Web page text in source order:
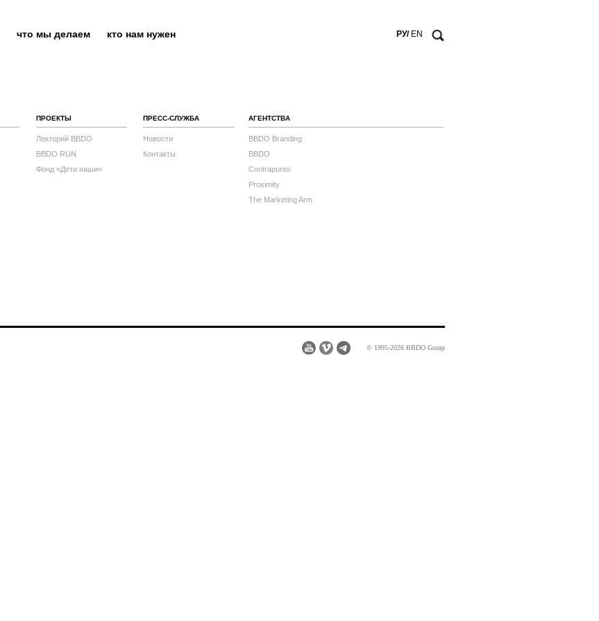
что мы делаем кто нам нужен РУ/ EN
ПРОЕКТЫ
Лекторий BBDO
BBDO RUN
Фонд «Дети наши»
ПРЕСС-СЛУЖБА
Новости
Контакты
АГЕНТСТВА
BBDO Branding
BBDO
Contrapunto
Proximity
The Marketing Arm
© 1995-2026 BBDO Group